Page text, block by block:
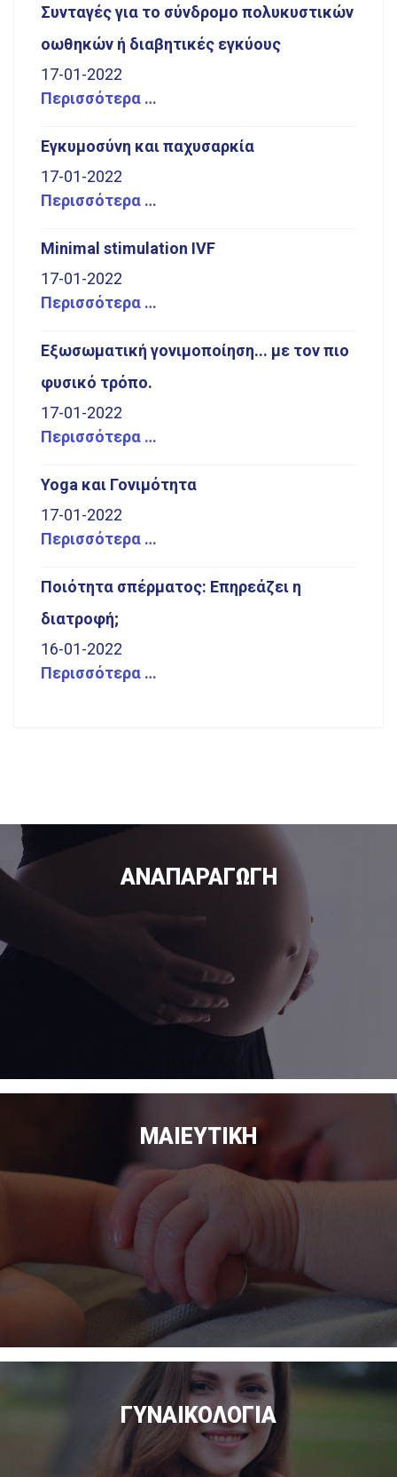
Συνταγές για το σύνδρομο πολυκυστικών
οωθηκών ή διαβητικές εγκύους
17-01-2022
Περισσότερα …
Εγκυμοσύνη και παχυσαρκία
17-01-2022
Περισσότερα …
Minimal stimulation IVF
17-01-2022
Περισσότερα …
Εξωσωματική γονιμοποίηση... με τον πιο
φυσικό τρόπο.
17-01-2022
Περισσότερα …
Yoga και Γονιμότητα
17-01-2022
Περισσότερα …
Ποιότητα σπέρματος: Επηρεάζει η
διατροφή;
16-01-2022
Περισσότερα …
ΑΝΑΠΑΡΑΓΩΓΉ
ΜΑΙΕΥΤΙΚΉ
ΓΥΝΑΙΚΟΛΟΓΊΑ